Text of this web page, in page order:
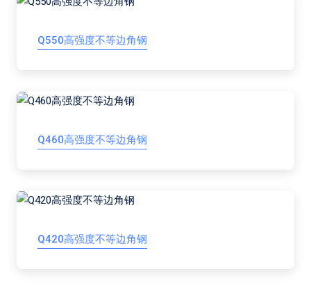
Q550高强度不等边角钢
Q460高强度不等边角钢
Q420高强度不等边角钢